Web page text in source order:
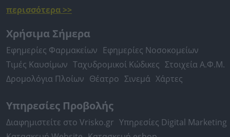
περισσότερα >>
Χρήσιμα Σήμερα
Εφημερίες Φαρμακείων Εφημερίες Νοσοκομείων
Τιμές Καυσίμων Ταχυδρομικοί Κώδικες Στοιχεία Α.Φ.Μ.
Δρομολόγια Πλοίων Θέατρο Σινεμά Χάρτες
Υπηρεσίες Προβολής
Διαφημιστείτε στο Vrisko.gr Υπηρεσίες Digital Marketing